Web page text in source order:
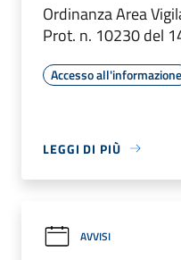
Ordinanza Area
Prot. n. 10230 del
Accesso all'informazione
LEGGI DI PIÙ
AVVISI